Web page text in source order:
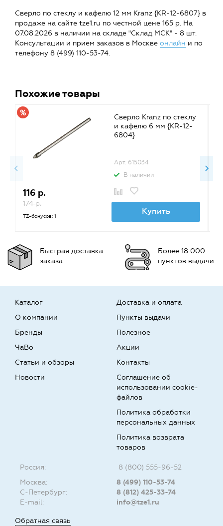
Сверло по стеклу и кафелю 12 мм Kranz {KR-12-6807} в
продаже на сайте tze1.ru по честной цене 165 р. На
07.08.2026 в наличии на складе "Склад МСК" - 8 шт.
Консультации и прием заказов в Москве онлайн и по
телефону 8 (499) 110-53-74.
Похожие товары
Сверло Kranz по стеклу
и кафелю 6 мм {KR-12-
6804}
Арт. 615034
В наличии
116 р.
174 р.
TZ-бонусов: 1
Купить
Быстрая доставка
заказа
Более 18 000
пунктов выдачи
Каталог
О компании
Бренды
Доставка и оплата
Пункты выдачи
Полезное
ЧаВо
Статьи и обзоры
Новости
Акции
Контакты
Соглашение об
использовании cookie-
файлов
Политика обработки
персональных данных
Политика возврата
товаров
Россия:
8 (800) 555-96-52
Москва:
8 (499) 110-53-74
С-Петербург:
8 (812) 425-33-74
E-mail:
info@tze1.ru
Обратная связь